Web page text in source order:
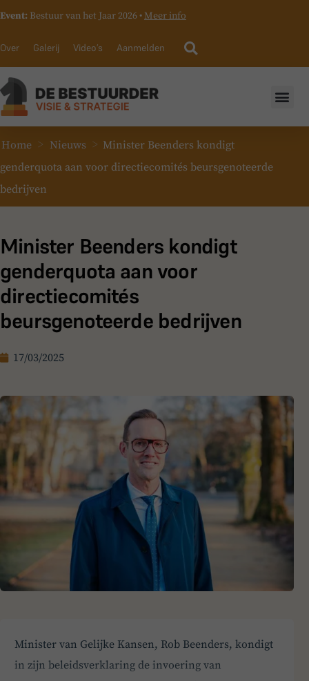
Event: Bestuur van het Jaar 2026 • Meer info
Over Galerij Video’s Aanmelden
Home > Nieuws > Minister Beenders kondigt
genderquota aan voor directiecomités beursgenoteerde
bedrijven
Minister Beenders kondigt
genderquota aan voor
directiecomités
beursgenoteerde bedrijven
17/03/2025
Minister van Gelijke Kansen, Rob Beenders, kondigt
in zijn beleidsverklaring de invoering van